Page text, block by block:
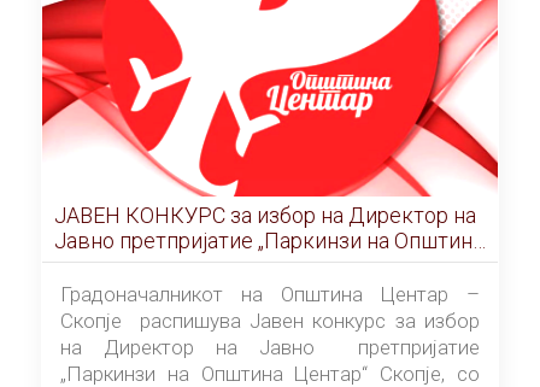
ЈАВЕН КОНКУРС за избор на Директор на
Јавно претпријатие „Паркинзи на Општина
Центар“ – Скопје
Градоначалникот на Општина Центар –
Скопје распишува Јавен конкурс за избор
на Директор на Јавно претпријатие
„Паркинзи на Општина Центар“ Скопје, со